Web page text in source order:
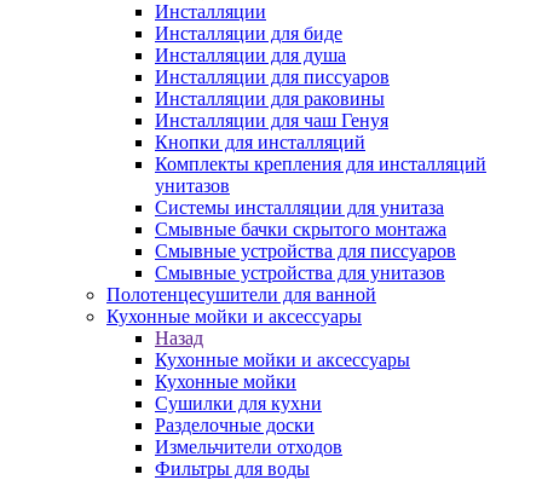
Инсталляции
Инсталляции для биде
Инсталляции для душа
Инсталляции для писсуаров
Инсталляции для раковины
Инсталляции для чаш Генуя
Кнопки для инсталляций
Комплекты крепления для инсталляций
унитазов
Системы инсталляции для унитаза
Смывные бачки скрытого монтажа
Смывные устройства для писсуаров
Смывные устройства для унитазов
Полотенцесушители для ванной
Кухонные мойки и аксессуары
Назад
Кухонные мойки и аксессуары
Кухонные мойки
Сушилки для кухни
Разделочные доски
Измельчители отходов
Фильтры для воды